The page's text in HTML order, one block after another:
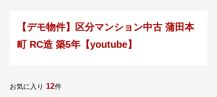
【デモ物件】区分マンション中古 蒲田本
町 RC造 築5年【youtube】
お気に入り 12件